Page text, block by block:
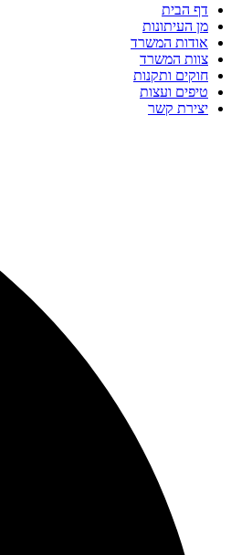
דף הבית
מן העיתונות
אודות המשרד
צוות המשרד
חוקים ותקנות
טיפים ועצות
יצירת קשר